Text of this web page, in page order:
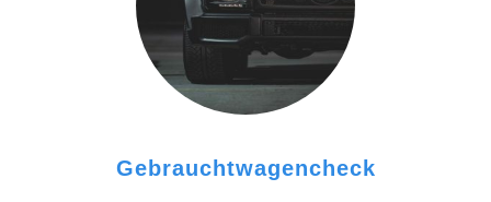
Gebrauchtwagencheck